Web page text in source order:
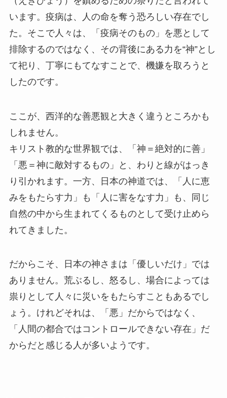
います。疫病は、人の命を奪う恐ろしい存在でし
た。そこで人々は、「疫病そのもの」を悪として
排除するのではなく、その背後にある力を“神”とし
て祀り、丁寧にもてなすことで、機嫌を取ろうと
したのです。
ここが、西洋的な善悪観と大きく違うところかも
しれません。
キリスト教的な世界観では、「神＝絶対的に善」
「悪＝神に敵対するもの」と、わりと線がはっき
り引かれます。一方、日本の神道では、「人に恵
みをもたらす力」も「人に害をなす力」も、同じ
自然の中から生まれてくるものとして受け止めら
れてきました。
だからこそ、日本の神さまは「優しいだけ」では
ありません。荒ぶるし、怒るし、場合によっては
祟りとして人々に災いをもたらすこともあるでし
ょう。けれどそれは、「悪」だからではなく、
「人間の都合ではコントロールできない存在」だ
からだと感じる人が多いようです。